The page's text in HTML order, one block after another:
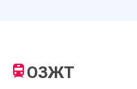
ОЗЖТ